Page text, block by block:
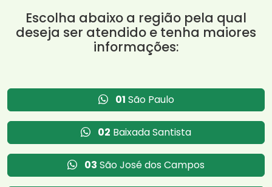
Escolha abaixo a região pela qual
deseja ser atendido e tenha maiores
informações:
01 São Paulo
02 Baixada Santista
03 São José dos Campos